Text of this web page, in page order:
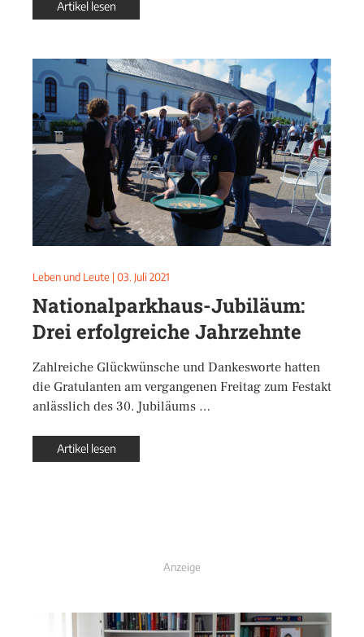
Artikel lesen
Leben und Leute | 03. Juli 2021
Nationalparkhaus-Jubiläum:
Drei erfolgreiche Jahrzehnte
Zahlreiche Glückwünsche und Dankesworte hatten
die Gratulanten am vergangenen Freitag zum Festakt
anlässlich des 30. Jubiläums …
Artikel lesen
Anzeige